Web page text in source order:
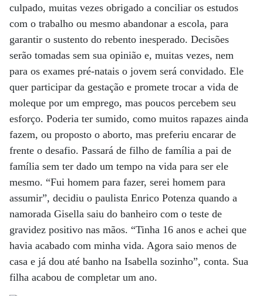
culpado, muitas vezes obrigado a conciliar os estudos
com o trabalho ou mesmo abandonar a escola, para
garantir o sustento do rebento inesperado. Decisões
serão tomadas sem sua opinião e, muitas vezes, nem
para os exames pré-natais o jovem será convidado. Ele
quer participar da gestação e promete trocar a vida de
moleque por um emprego, mas poucos percebem seu
esforço. Poderia ter sumido, como muitos rapazes ainda
fazem, ou proposto o aborto, mas preferiu encarar de
frente o desafio. Passará de filho de família a pai de
família sem ter dado um tempo na vida para ser ele
mesmo. “Fui homem para fazer, serei homem para
assumir”, decidiu o paulista Enrico Potenza quando a
namorada Gisella saiu do banheiro com o teste de
gravidez positivo nas mãos. “Tinha 16 anos e achei que
havia acabado com minha vida. Agora saio menos de
casa e já dou até banho na Isabella sozinho”, conta. Sua
filha acabou de completar um ano.